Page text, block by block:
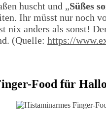
huscht und „Süßes
Ihr müsst nur noch
nix anders als sonst!
(Quelle: https://
Food für